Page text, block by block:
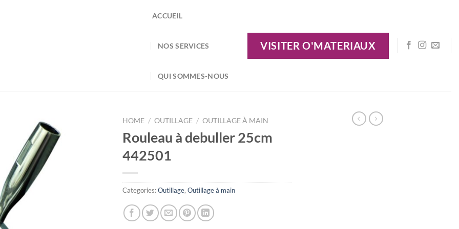
ACCUEIL
NOS SERVICES
QUI SOMMES-NOUS
VISITER O'MATERIAUX
HOME / OUTILLAGE / OUTILLAGE À MAIN
Rouleau à debuller 25cm
442501
Categories:Outillage, Outillage à main